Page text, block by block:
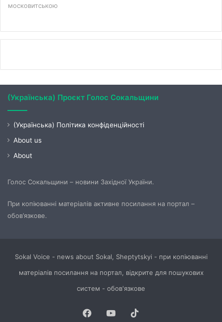
московитською
(Українська) Проєкт Голос Сокальщини
(Українська) Політика конфіденційності
About us
About
Голос Сокальщини – новини Західної України.
При копіюванні матеріалів активне посилання на портал –
обов’язкове.
Sokal Voice - news about Sokal, Sheptytskyi - при копіюванні
матеріалів посилання на портал, відкрите для пошукових
систем - обов'язкове
Facebook
YouTube